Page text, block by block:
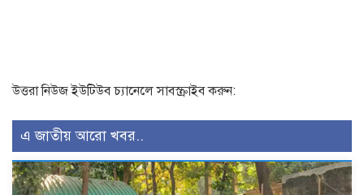
উত্তরা নিউজ ইউটিউব চ্যানেলে সাবস্ক্রাইব করুন:
এ জাতীয় আরো খবর..